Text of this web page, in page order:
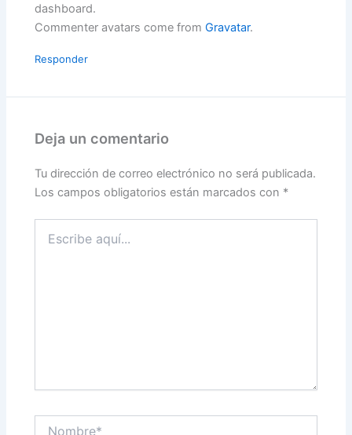
dashboard.
Commenter avatars come fromGravatar.
Responder
Deja un comentario
Tu dirección de correo electrónico no será publicada.
Los campos obligatorios están marcados con *
aquí...